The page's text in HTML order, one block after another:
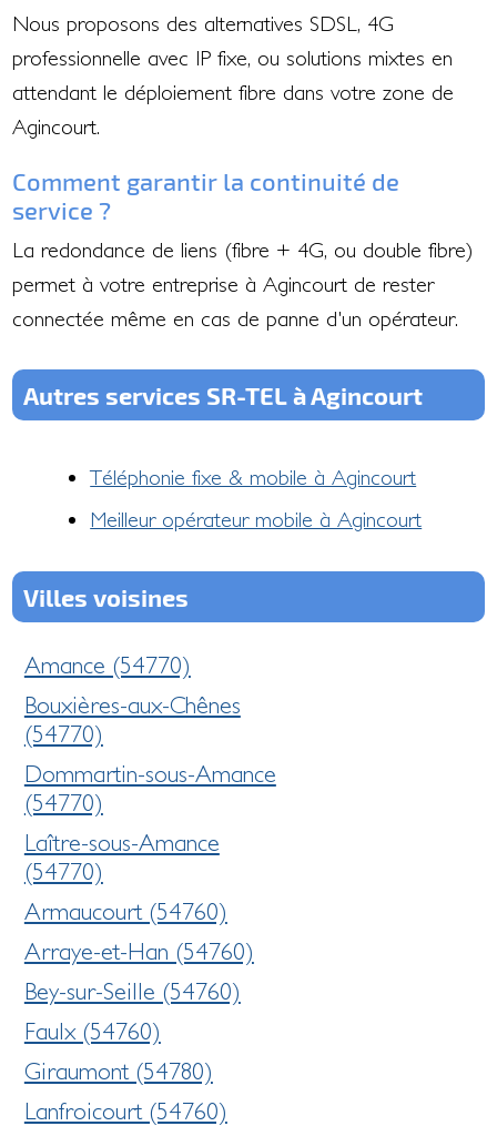
Nous proposons des alternatives SDSL, 4G
professionnelle avec IP fixe, ou solutions mixtes en
attendant le déploiement fibre dans votre zone de
Agincourt.
Comment garantir la continuité de
service ?
La redondance de liens (fibre + 4G, ou double fibre)
permet à votre entreprise à Agincourt de rester
connectée même en cas de panne d'un opérateur.
Autres services SR-TEL à Agincourt
Téléphonie fixe & mobile à Agincourt
Meilleur opérateur mobile à Agincourt
Villes voisines
Amance (54770)
Bouxières-aux-Chênes
(54770)
Dommartin-sous-Amance
(54770)
Laître-sous-Amance
(54770)
Armaucourt (54760)
Arraye-et-Han (54760)
Bey-sur-Seille (54760)
Faulx (54760)
Giraumont (54780)
Lanfroicourt (54760)